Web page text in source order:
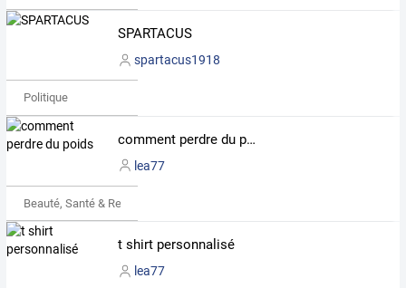
SPARTACUS
spartacus1918
Politique
comment perdre du poids
lea77
Beauté, Santé & Remise en forme
t shirt personnalisé
lea77